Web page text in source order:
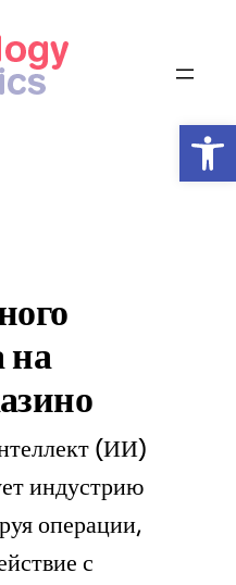
на
(ИИ)
индустрию
операции,
с